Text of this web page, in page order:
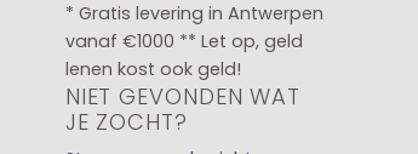
* Gratis levering in Antwerpen
vanaf €1000 ** Let op, geld
lenen kost ook geld!
NIET GEVONDEN WAT
JE ZOCHT?